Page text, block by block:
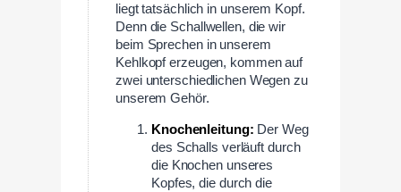
liegt tatsächlich in unserem Kopf.
Denn die Schallwellen, die wir
beim Sprechen in unserem
Kehlkopf erzeugen, kommen auf
zwei unterschiedlichen Wegen zu
unserem Gehör.
Knochenleitung: Der Weg
des Schalls verläuft durch
die Knochen unseres
Kopfes, die durch die